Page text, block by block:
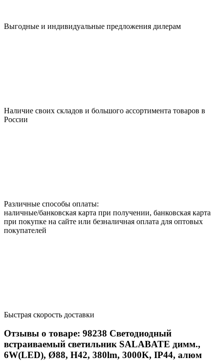
Выгодные и индивидуальные предложения дилерам
Наличие своих складов и большого ассортимента товаров в
России
Различные способы оплаты:
наличные/банковская карта при получении, банковская карта
при покупке на сайте или безналичная оплата для оптовых
покупателей
Быстрая скорость доставки
Отзывы о товаре: 98238 Светодиодный
встраиваемый светильник SALABATE димм.,
6W(LED), Ø88, H42, 380lm, 3000K, IP44, алюм